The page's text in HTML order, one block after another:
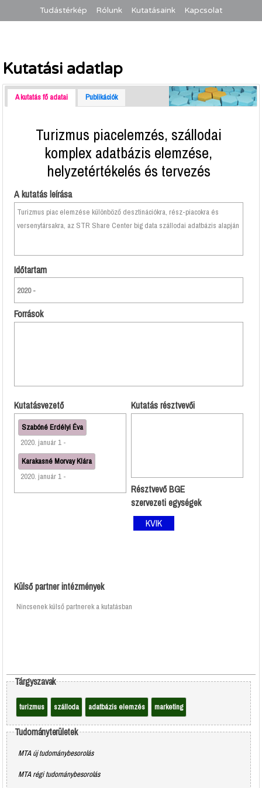
Tudástérkép Rólunk Kutatásaink Kapcsolat
Kutatási adatlap
A kutatás fő adatai Publikációk
Turizmus piacelemzés, szállodai
komplex adatbázis elemzése,
helyzetértékelés és tervezés
A kutatás leírása
Turizmus piac elemzése különböző desztinációkra, rész-piacokra és
versenytársakra, az STR Share Center big data szállodai adatbázis alapján
Időtartam
2020 -
Források
Kutatásvezető
Szabóné Erdélyi Éva
2020. január 1 -
Karakasné Morvay Klára
2020. január 1 -
Kutatás résztvevői
Résztvevő BGE
szervezeti egységek
KVIK
Külső partner intézmények
Nincsenek külső partnerek a kutatásban
Tárgyszavak
turizmus szálloda adatbázis elemzés marketing
Tudományterületek
MTA új tudománybesorolás
MTA régi tudománybesorolás